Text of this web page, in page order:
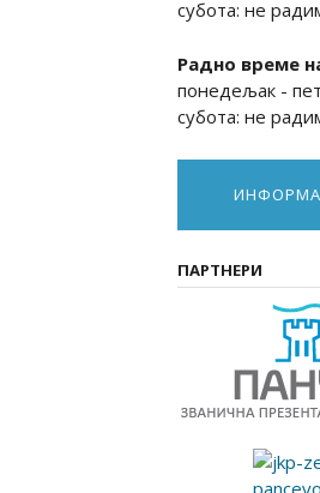
субота: не
Радно време
понедељак -
субота: не
ПАРТНЕРИ